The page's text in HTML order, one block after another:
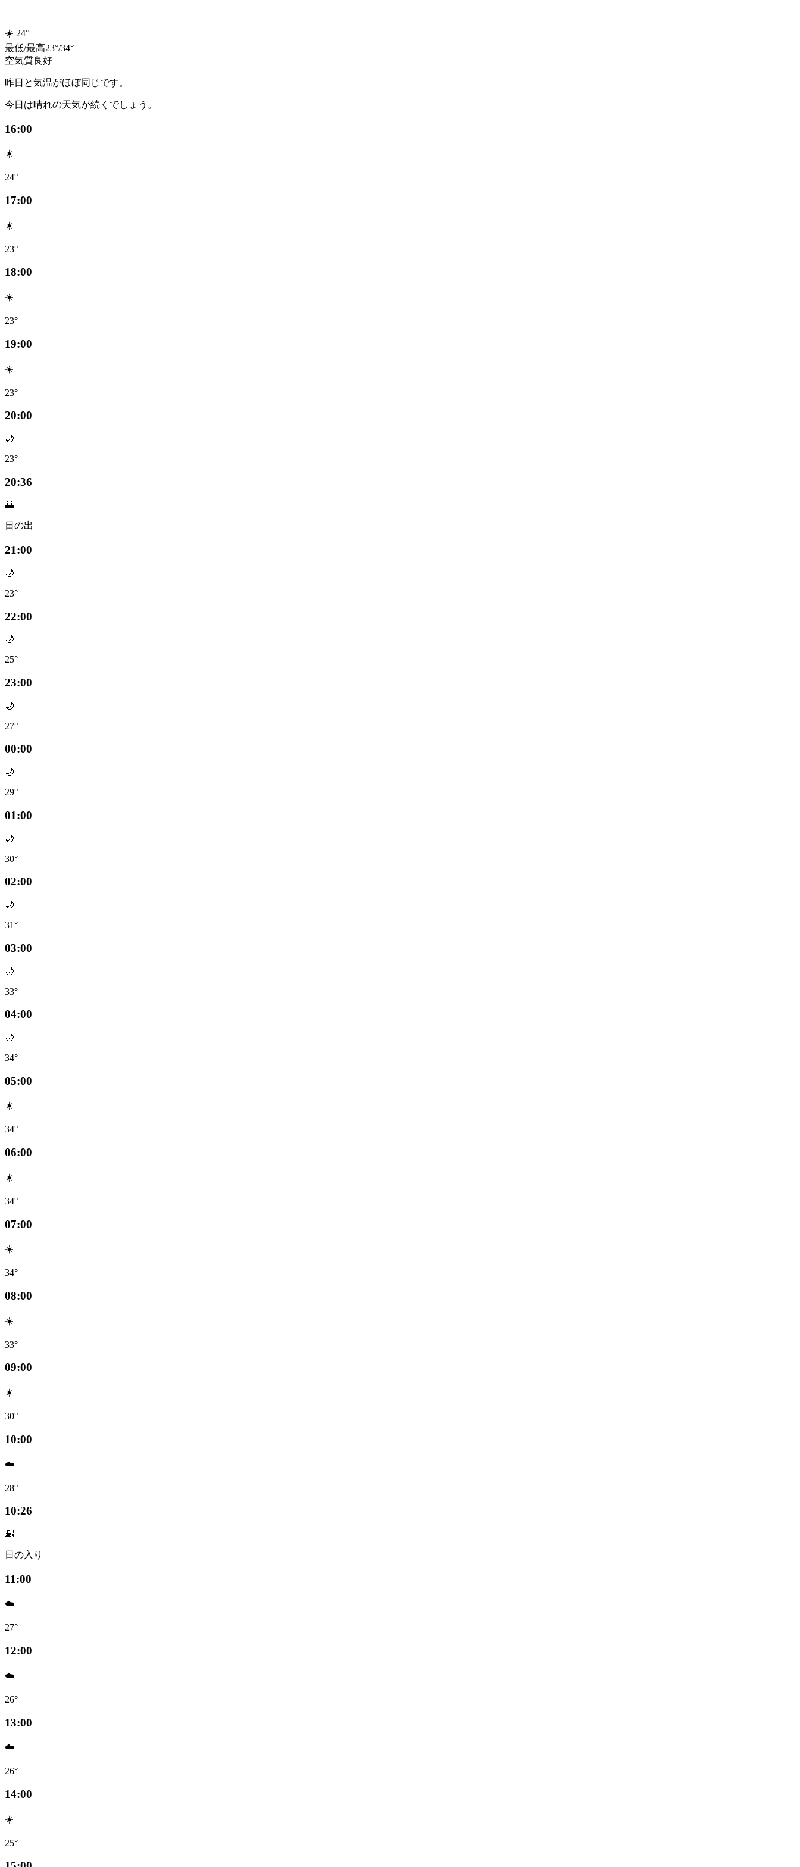
☀️ 24°
最低/最高23°/34°
空気質良好
昨日と気温がほぼ同じです。
今日は晴れの天気が続くでしょう。
16:00
☀️
24°
17:00
☀️
23°
18:00
☀️
23°
19:00
☀️
23°
20:00
🌙
23°
20:36
🌅
日の出
21:00
🌙
23°
22:00
🌙
25°
23:00
🌙
27°
00:00
🌙
29°
01:00
🌙
30°
02:00
🌙
31°
03:00
🌙
33°
04:00
🌙
34°
05:00
☀️
34°
06:00
☀️
34°
07:00
☀️
34°
08:00
☀️
33°
09:00
☀️
30°
10:00
☁️
28°
10:26
🌇
日の入り
11:00
☁️
27°
12:00
☁️
26°
13:00
☁️
26°
14:00
☀️
25°